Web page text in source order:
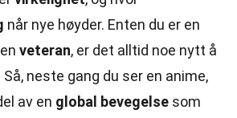
når nye høyder. Enten du er en
veteran, er det alltid noe nytt å
Så, neste gang du ser en anime,
av en global bevegelse som